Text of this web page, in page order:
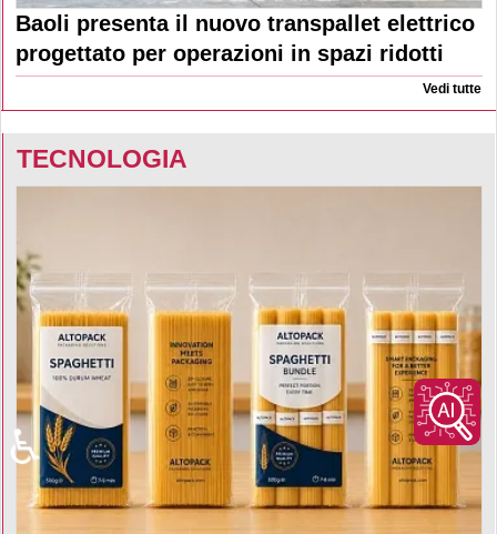
Baoli presenta il nuovo transpallet elettrico
progettato per operazioni in spazi ridotti
Vedi tutte
TECNOLOGIA